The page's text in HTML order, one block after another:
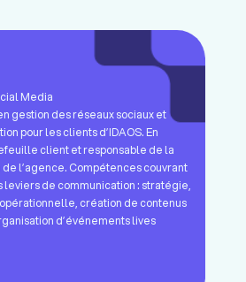
Media
gestion des réseaux sociaux et
pour les clients d’IDAOS. En
client et responsable de la
l’agence. Compétences couvrant
leviers de communication : stratégie,
création de contenus
d’événements lives